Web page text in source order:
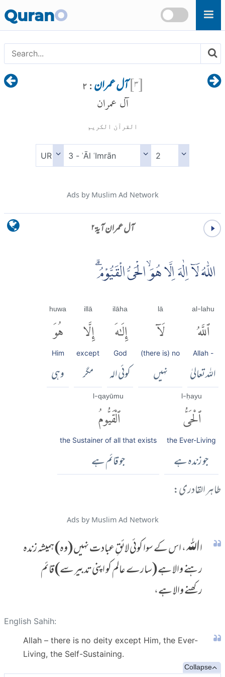
Skip to main content
QuranO
[۳]آل عمران : ۲
آل عمران
القرآن الكريم
Ads by Muslim Ad Network
آل عمران آية ۲
اللّٰهُ لَاۤ اِلٰهَ اِلَّا هُوَۙ الْحَىُّ الْقَيُّوْمُۗ
al-lahu
ٱللَّهُ
Allah -
اللہ تعالیٰ
lā
لَآ
(there is) no
نہیں
ilāha
إِلَٰهَ
God
کوئی الہ
illā
إِلَّا
except
مگر
huwa
هُوَ
Him
وہی
l-ḥayu
ٱلْحَىُّ
the Ever-Living
جو زندہ ہے
l-qayūmu
ٱلْقَيُّومُ
the Sustainer of all that exists
جو قائم ہے
طاہر القادری:
Ads by Muslim Ad Network
اﷲ، اس کے سوا کوئی لائقِ عبادت نہیں (وہ) ہمیشہ زندہ
رہنے والا ہے (سارے عالم کو اپنی تدبیر سے) قائم
رکھنے والا ہے،
English Sahih:
Allah – there is no deity except Him, the Ever-
Living, the Self-Sustaining.
Collapse